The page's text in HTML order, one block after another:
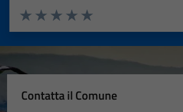
Valuta 5 stelle su 5
Valuta 4 stelle su 5
Valuta 3 stelle su 5
Valuta 2 stelle su 5
Valuta 1 stelle su 5
Contatta il Comune